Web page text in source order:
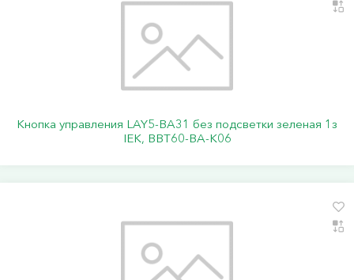
Кнопка управления LAY5-BA31 без подсветки зеленая 1з
IEK, BBT60-BA-K06